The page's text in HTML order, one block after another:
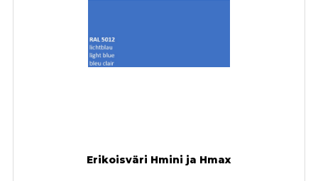
Erikoisväri Hmini ja Hmax